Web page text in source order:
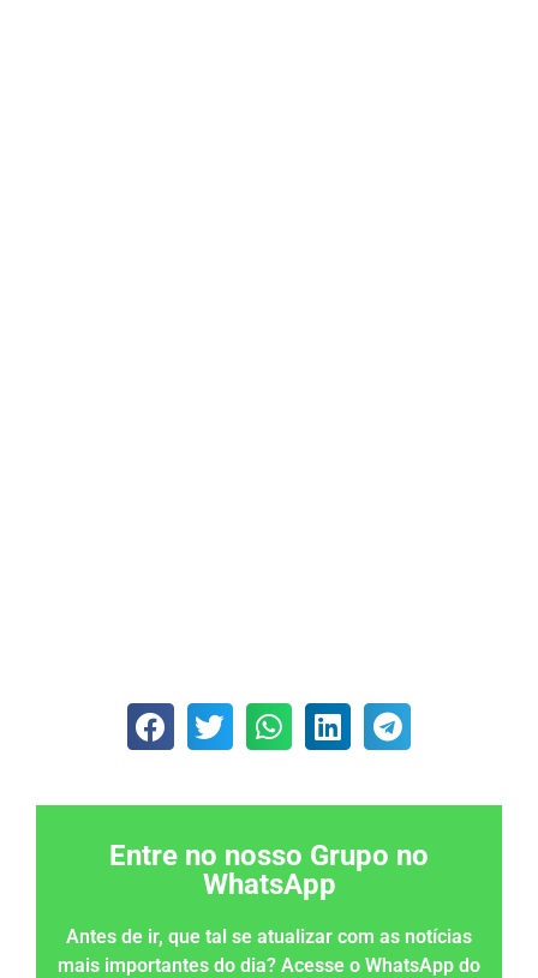
Entre no nosso Grupo no
WhatsApp
Antes de ir, que tal se atualizar com as notícias
mais importantes do dia? Acesse o WhatsApp do